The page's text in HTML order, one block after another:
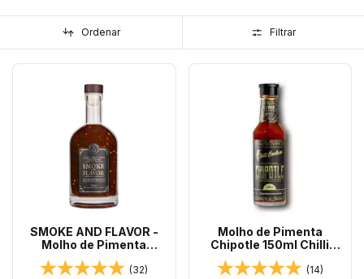
Ordenar Filtrar
SMOKE AND FLAVOR -
Molho de Pimenta
Defumada Chipotle
Artesanal 375ml
(32)
Molho de Pimenta
Chipotle 150ml Chilli
Brothers
(14)